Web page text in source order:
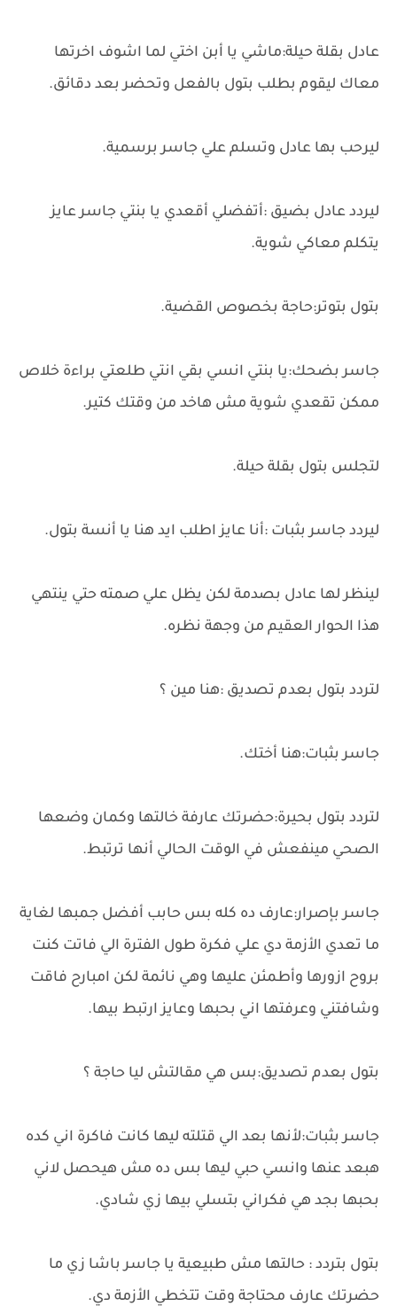
عادل بقلة حيلة:ماشي يا أبن اختي لما اشوف اخرتها
معاك ليقوم بطلب بتول بالفعل وتحضر بعد دقائق.
ليرحب بها عادل وتسلم علي جاسر برسمية.
ليردد عادل بضيق :أتفضلي أقعدي يا بنتي جاسر عايز
يتكلم معاكي شوية.
بتول بتوتر:حاجة بخصوص القضية.
جاسر بضحك:يا بنتي انسي بقي انتي طلعتي براءة خلاص
ممكن تقعدي شوية مش هاخد من وقتك كتير.
لتجلس بتول بقلة حيلة.
ليردد جاسر بثبات :أنا عايز اطلب ايد هنا يا أنسة بتول.
لينظر لها عادل بصدمة لكن يظل علي صمته حتي ينتهي
هذا الحوار العقيم من وجهة نظره.
لتردد بتول بعدم تصديق :هنا مين ؟
جاسر بثبات:هنا أختك.
لتردد بتول بحيرة:حضرتك عارفة خالتها وكمان وضعها
الصحي مينفعش في الوقت الحالي أنها ترتبط.
جاسر بإصرار:عارف ده كله بس حابب أفضل جمبها لغاية
ما تعدي الأزمة دي علي فكرة طول الفترة الي فاتت كنت
بروح ازورها وأطمئن عليها وهي نائمة لكن امبارح فاقت
وشافتني وعرفتها اني بحبها وعايز ارتبط بيها.
بتول بعدم تصديق:بس هي مقالتش ليا حاجة ؟
جاسر بثبات:لأنها بعد الي قتلته ليها كانت فاكرة اني كده
هبعد عنها وانسي حبي ليها بس ده مش هيحصل لاني
بحبها بجد هي فكراني بتسلي بيها زي شادي.
بتول بتردد : حالتها مش طبيعية يا جاسر باشا زي ما
حضرتك عارف محتاجة وقت تتخطي الأزمة دي.